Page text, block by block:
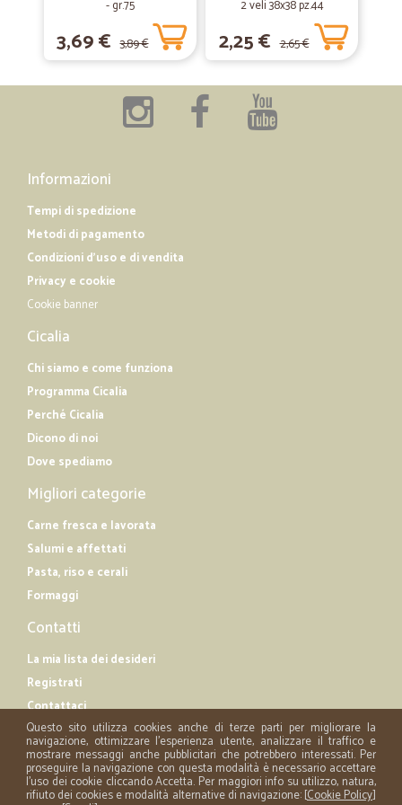
Tutto perfetto.
Tutto perfetto.
- gr.75
3,69 € 3,89 €
2 veli 38x38 pz.44
2,25 € 2,65 €
Informazioni
Tempi di spedizione
Metodi di pagamento
Condizioni d'uso e di vendita
Privacy e cookie
Cookie banner
Cicalia
Chi siamo e come funziona
Programma Cicalia
Perché Cicalia
Dicono di noi
Dove spediamo
Migliori categorie
Carne fresca e lavorata
Salumi e affettati
Pasta, riso e cerali
Formaggi
Contatti
La mia lista dei desideri
Registrati
Contattaci
Questo sito utilizza cookies anche di terze parti per migliorare la
navigazione, ottimizzare l'esperienza utente, analizzare il traffico e
mostrare messaggi anche pubblicitari che potrebbero interessati. Per
proseguire la navigazione con questa modalità è necessario accettare
l'uso dei cookie cliccando Accetta. Per maggiori info su utilizzo, natura,
rifiuto dei cookies e modalità alternative di navigazione: [Cookie Policy]